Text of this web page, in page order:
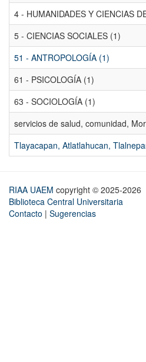
4 - HUMANIDADES Y CIENCIAS
5 - CIENCIAS SOCIALES (1)
51 - ANTROPOLOGÍA (1)
61 - PSICOLOGÍA (1)
63 - SOCIOLOGÍA (1)
servicios de salud, comunidad,
Tlayacapan, Atlatlahucan,
RIAA UAEM copyright © 2025-2026
Biblioteca Central Universitaria
Contacto | Sugerencias